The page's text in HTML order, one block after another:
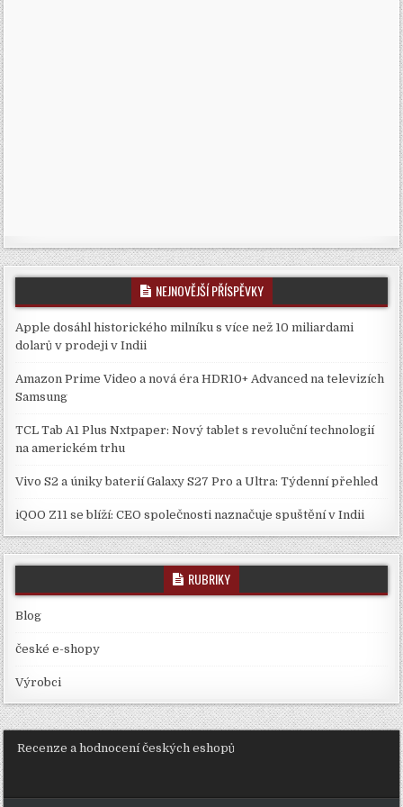
NEJNOVĚJŠÍ PŘÍSPĚVKY
Apple dosáhl historického milníku s více než 10 miliardami
dolarů v prodeji v Indii
Amazon Prime Video a nová éra HDR10+ Advanced na televizích
Samsung
TCL Tab A1 Plus Nxtpaper: Nový tablet s revoluční technologií
na americkém trhu
Vivo S2 a úniky baterií Galaxy S27 Pro a Ultra: Týdenní přehled
iQOO Z11 se blíží: CEO společnosti naznačuje spuštění v Indii
RUBRIKY
Blog
české e-shopy
Výrobci
Recenze a hodnocení českých eshopů